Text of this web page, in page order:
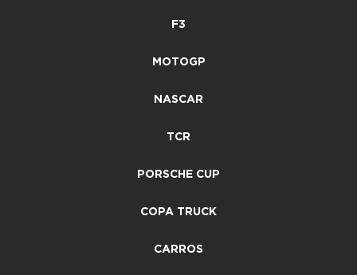
F3
MOTOGP
NASCAR
TCR
PORSCHE CUP
COPA TRUCK
CARROS